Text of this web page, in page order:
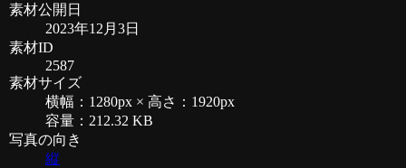
素材公開日
2023年12月3日
素材ID
2587
素材サイズ
横幅：1280px × 高さ：1920px
容量：212.32 KB
写真の向き
縦